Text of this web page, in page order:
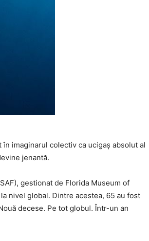
imaginarul colectiv ca ucigaș absolut al
jenantă.
gestionat de Florida Museum of
nivel global. Dintre acestea, 65 au fost
decese. Pe tot globul. Într-un an